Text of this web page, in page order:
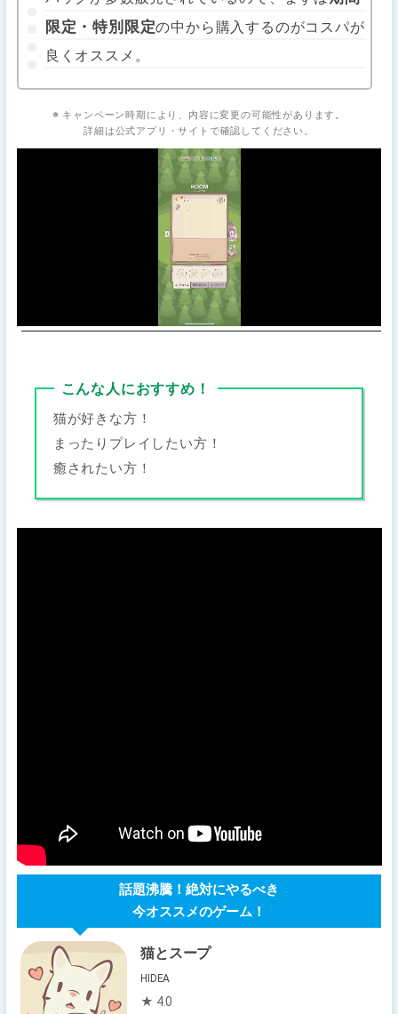
限定・特別限定の中から購入するのがコスパが
良くオススメ。
※ キャンペーン時期により、内容に変更の可能性があります。
詳細は公式アプリ・サイトで確認してください。
こんな人におすすめ！
猫が好きな方！
まったりプレイしたい方！
癒されたい方！
話題沸騰！絶対にやるべき
今オススメのゲーム！
猫とスープ
HIDEA
★ 4.0